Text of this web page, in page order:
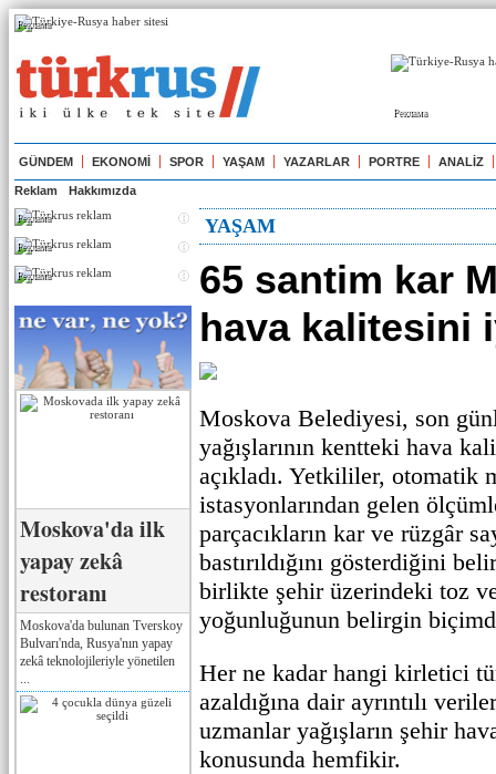
Реклама
Реклама
GÜNDEM EKONOMİ SPOR YAŞAM YAZARLAR PORTRE ANALİZ
Reklam Hakkımızda
Реклама
Реклама
Реклама
Moskova'da ilk
yapay zekâ
restoranı
Moskova'da bulunan Tverskoy
Bulvarı'nda, Rusya'nın yapay
zekâ teknolojileriyle yönetilen
YAŞAM
65 santim kar
hava kalitesini
Moskova Belediyesi, son
yağışlarının kentteki hava
açıkladı. Yetkililer, otomatik
istasyonlarından gelen
parçacıkların kar ve rüzgâr
bastırıldığını gösterdiğini
birlikte şehir üzerindeki toz
yoğunluğunun belirgin
Her ne kadar hangi kirletici
azaldığına dair ayrıntılı
uzmanlar yağışların şehir
konusunda hemfikir.